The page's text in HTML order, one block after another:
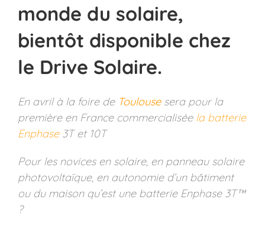
monde du solaire,
bientôt disponible chez
le Drive Solaire.
En avril à la foire de Toulousesera pour la
première en France commercialisée la batterie
Enphase3T et 10T
Pour les novices en solaire, en panneau solaire
photovoltaïque, en autonomie d’un bâtiment
ou du maison qu’est une batterie Enphase 3T™
?